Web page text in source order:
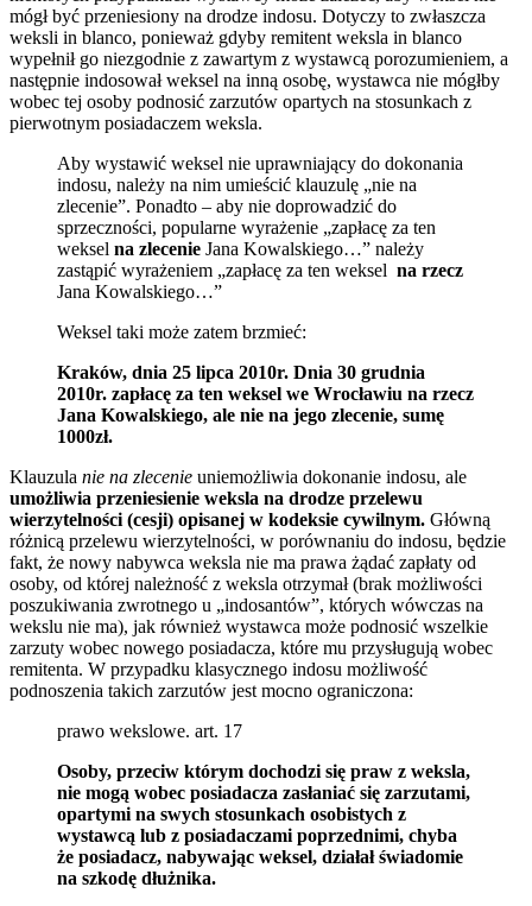
mógł być przeniesiony na drodze indosu. Dotyczy to zwłaszcza
weksli in blanco, ponieważ gdyby remitent weksla in blanco
wypełnił go niezgodnie z zawartym z wystawcą porozumieniem, a
następnie indosował weksel na inną osobę, wystawca nie mógłby
wobec tej osoby podnosić zarzutów opartych na stosunkach z
pierwotnym posiadaczem weksla.
Aby wystawić weksel nie uprawniający do dokonania
indosu, należy na nim umieścić klauzulę „nie na
zlecenie”. Ponadto – aby nie doprowadzić do
sprzeczności, popularne wyrażenie „zapłacę za ten
weksel na zlecenie Jana Kowalskiego…” należy
zastąpić wyrażeniem „zapłacę za ten weksel na rzecz
Jana Kowalskiego…”
Weksel taki może zatem brzmieć:
Kraków, dnia 25 lipca 2010r. Dnia 30 grudnia
2010r. zapłacę za ten weksel we Wrocławiu na rzecz
Jana Kowalskiego, ale nie na jego zlecenie, sumę
1000zł.
Klauzula nie na zlecenie uniemożliwia dokonanie indosu, ale
umożliwia przeniesienie weksla na drodze przelewu
wierzytelności (cesji) opisanej w kodeksie cywilnym. Główną
różnicą przelewu wierzytelności, w porównaniu do indosu, będzie
fakt, że nowy nabywca weksla nie ma prawa żądać zapłaty od
osoby, od której należność z weksla otrzymał (brak możliwości
poszukiwania zwrotnego u „indosantów”, których wówczas na
wekslu nie ma), jak również wystawca może podnosić wszelkie
zarzuty wobec nowego posiadacza, które mu przysługują wobec
remitenta. W przypadku klasycznego indosu możliwość
podnoszenia takich zarzutów jest mocno ograniczona:
prawo wekslowe. art. 17
Osoby, przeciw którym dochodzi się praw z weksla,
nie mogą wobec posiadacza zasłaniać się zarzutami,
opartymi na swych stosunkach osobistych z
wystawcą lub z posiadaczami poprzednimi, chyba
że posiadacz, nabywając weksel, działał świadomie
na szkodę dłużnika.